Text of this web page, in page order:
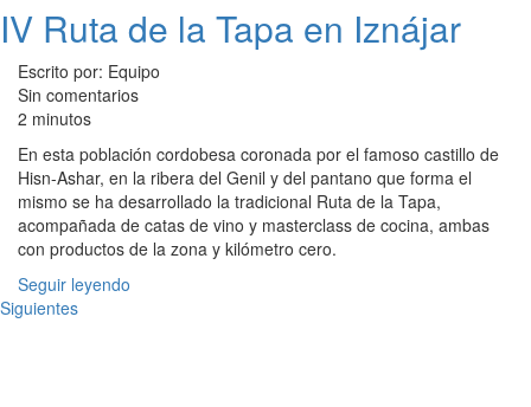
IV Ruta de la Tapa en Iznájar
Escrito por: Equipo
Sin comentarios
2 minutos
En esta población cordobesa coronada por el famoso castillo de
Hisn-Ashar, en la ribera del Genil y del pantano que forma el
mismo se ha desarrollado la tradicional Ruta de la Tapa,
acompañada de catas de vino y masterclass de cocina, ambas
con productos de la zona y kilómetro cero.
Seguir leyendo
Siguientes